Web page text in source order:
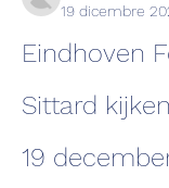
19 dicembre
Eindhoven
Sittard
19